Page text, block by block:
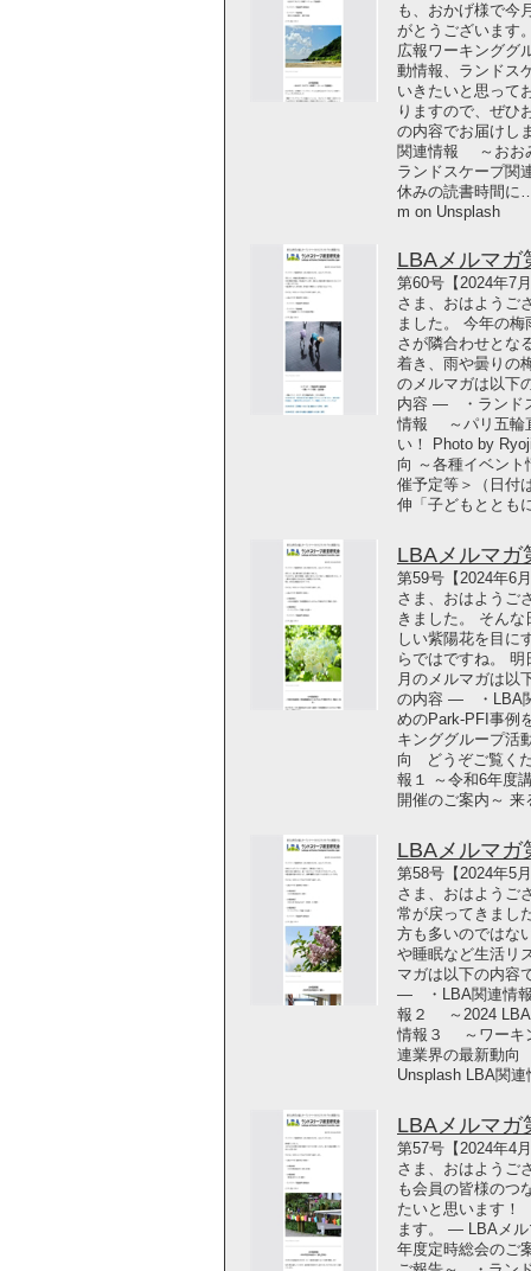
も、おかげ様で今
がとうございます
広報ワーキンググ
動情報、ランドス
いきたいと思って
りますので、ぜひ
の内容でお届け
関連情報 ～おお
ランドスケープ
休みの読書時間に
m on Unsplash
LBAメルマガ
第60号【2024年7
さま、おはようご
ました。 今年の
さが隣合わせとな
着き、雨や曇りの
のメルマガは以下
内容 ― ・ランド
情報 ～パリ五輪
い！ Photo by
向 ～各種イベン
催予定等＞（日付
伸「子どもととも
LBAメルマガ
第59号【2024年6
さま、おはようご
きました。 そん
しい紫陽花を目に
らではですね。
月のメルマガは以
の内容 ― ・LBA
めのPark-PFI事
キンググループ活
向 どうぞご覧く
報１ ～令和6年度
開催のご案内～ 来
LBAメルマガ
第58号【2024年5
さま、おはようご
常が戻ってきまし
方も多いのではな
や睡眠など生活リ
マガは以下の内容
― ・LBA関連情
報２ ～2024 LBA
情報３ ～ワーキ
連業界の最新動向
Unsplash LBA関
LBAメルマガ
第57号【2024年4
さま、おはようご
も会員の皆様のつ
たいと思います！
ます。 ― LBAメ
年度定時総会の